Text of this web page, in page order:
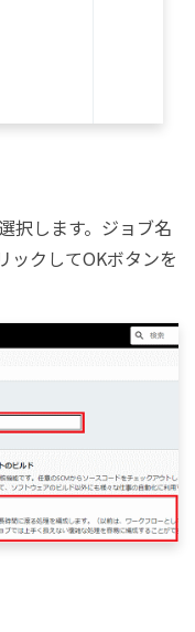
択します。ジョブ名
ックしてOKボタンを